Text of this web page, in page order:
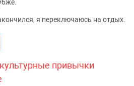
я переключаюсь на отдых.
привычки